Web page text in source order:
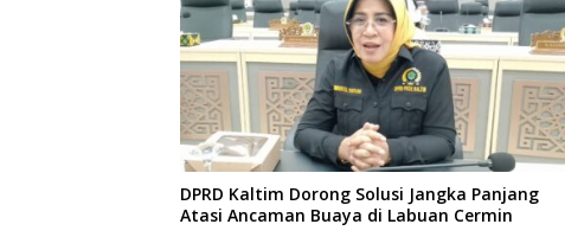
DPRD Kaltim Dorong Solusi Jangka Panjang
Atasi Ancaman Buaya di Labuan Cermin